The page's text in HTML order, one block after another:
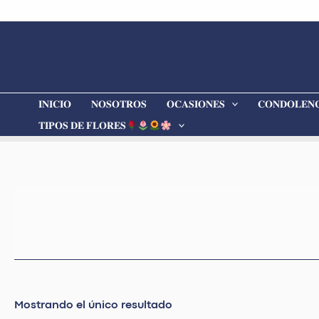
𝐈𝐍𝐈𝐂𝐈𝐎 𝐍𝐎𝐒𝐎𝐓𝐑𝐎𝐒 𝐎𝐂𝐀𝐒𝐈𝐎𝐍𝐄𝐒
𝐓𝐈𝐏𝐎𝐒 𝐃𝐄 𝐅𝐋𝐎𝐑𝐄𝐒
Mostrando el único resultado